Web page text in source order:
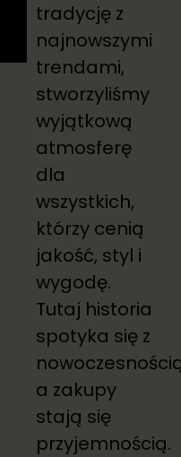
tradycję z
najnowszymi
trendami,
stworzyliśmy
wyjątkową
atmosferę
dla
wszystkich,
którzy cenią
jakość, styl i
wygodę.
Tutaj historia
spotyka się z
a zakupy
stają się
przyjemnością.